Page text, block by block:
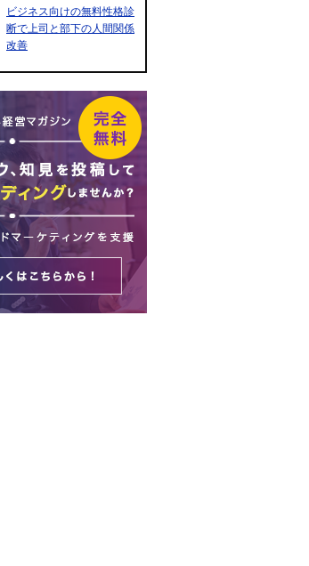
ビジネス向けの無料性格診
断で上司と部下の人間関係
改善